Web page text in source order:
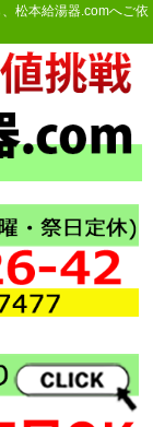
松本給湯器.comへご依